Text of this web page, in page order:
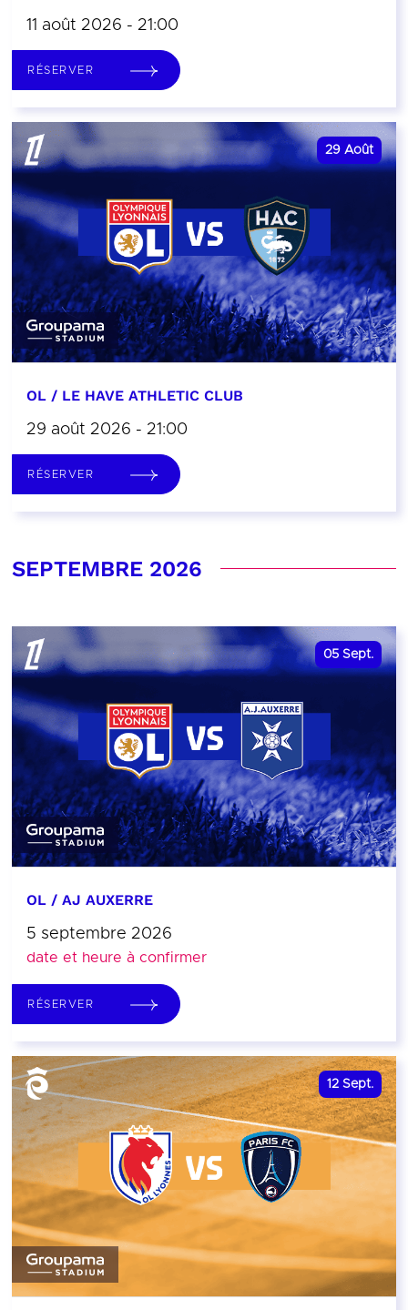
11 août 2026 - 21:00
RÉSERVER
29 Août
OL / LE HAVE ATHLETIC CLUB
29 août 2026 - 21:00
RÉSERVER
SEPTEMBRE 2026
05 Sept.
OL / AJ AUXERRE
5 septembre 2026
date et heure à confirmer
RÉSERVER
12 Sept.